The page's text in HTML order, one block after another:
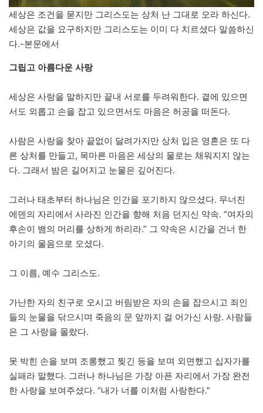
세상은 조건을 묻지만 그리스도는 상처 난 그대로 오라 하신다.
세상은 값을 요구하지만 그리스도는 이미 다 치르셨다 말씀하신
다.-본문에서
그립고 아름다운 사랑
세상은 사랑을 말하지만 끝내 서로를 두려워한다. 곁에 있으면
서도 외롭고 손을 잡고 있으면서도 마음은 허공을 떠돈다.
사람은 사랑을 찾아 끝없이 달려가지만 상처 입은 영혼은 또 다
른 상처를 만들고, 목마른 마음은 세상의 물로는 채워지지 않는
다. 그래서 밤은 길어지고 눈물은 깊어진다.
그러나 태초부터 하나님은 인간을 포기하지 않으셨다. 무너진
에덴의 자리에서 사라진 인간을 향해 처음 던지신 약속. “여자의
후손이 뱀의 머리를 상하게 하리라.” 그 약속은 시간을 건너 한
아기의 울음으로 오셨다.
그 이름, 예수 그리스도.
가난한 자의 친구로 오시고 버림받은 자의 손을 잡으시고 죄인
들의 눈물을 닦으시며 죽음의 문 앞까지 걸 어가신 사랑. 사람들
은 그 사랑을 몰랐다.
못 박힌 손을 보며 조롱했고 찢긴 등을 보며 외면했고 십자가를
실패라 말했다. 그러나 하나님은 가장 아픈 자리에서 가장 완전
한 사랑을 보여주셨다. “내가 너를 이처럼 사랑한다.”